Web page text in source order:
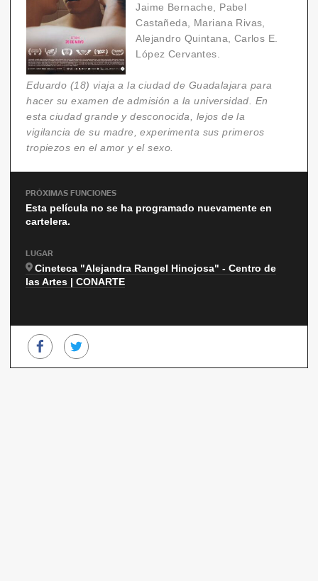
Jaime Bernache, Pabel
Castañeda, Mariana Rivas,
Alejandro Quintana, Carlos E.
López Cervantes.
Eduardo (18) viaja a la ciudad de Guadalajara para
hacer su examen de admisión a la universidad. En
esta ciudad grande y desconocida, lejos de la
vigilancia de su madre, experimenta sus primeros
tropiezos en el amor y el sexo.
PRÓXIMAS FUNCIONES
Esta película no se ha programado nuevamente en
cartelera.
LUGAR
Cineteca "Alejandra Rangel Hinojosa" - Centro de
las Artes | CONARTE